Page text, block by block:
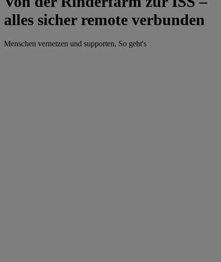
alles sicher remote verbunden
Menschen vernetzen und supporten, So geht's